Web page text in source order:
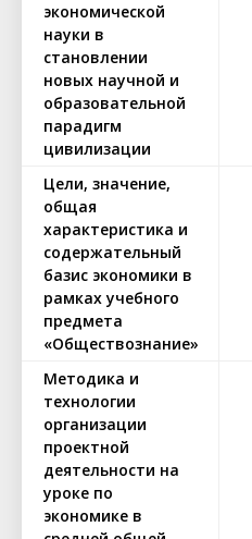
экономической
науки в
становлении
новых научной и
образовательной
парадигм
цивилизации
Цели, значение,
общая
характеристика и
содержательный
базис экономики в
рамках учебного
предмета
«Обществознание»
Методика и
технологии
организации
проектной
деятельности на
уроке по
экономике в